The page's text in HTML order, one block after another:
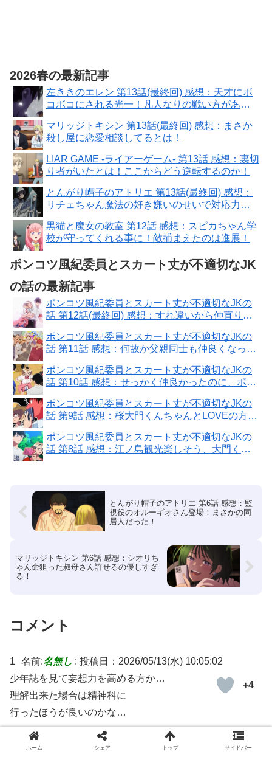
2026春の最新記事
左ききのエレン 第13話(最終回) 感想：天才にボ
コボコにされる光一！凡人なりの戦い方があ
マリッジトキシン 第13話(最終回) 感想：まさか
殺し屋に恋愛相談してるとは！
LIAR GAME -ライアーゲーム- 第13話 感想：裏切
り者がいたとは！ここからどう逆転するのか！
とんがり帽子のアトリエ 第13話(最終回) 感想：
リチェちゃん魔法の好き嫌いのせいで対応力に
黒猫と魔女の教室 第12話 感想：スピカちゃん学
校が守ってくれる事に！敵捕まえたのは進展！
ポンコツ風紀委員とスカート丈が不適切なJK
の話の最新記事
ポンコツ風紀委員とスカート丈が不適切なJKの
話 第12話(最終回) 感想：すれ違いから仲直り！
ポンコツ風紀委員とスカート丈が不適切なJKの
話 第11話 感想：何故か父親同士も仲良くなって
ポンコツ風紀委員とスカート丈が不適切なJKの
話 第10話 感想：せっかく仲良かったのに、ポエ
ポンコツ風紀委員とスカート丈が不適切なJKの
話 第9話 感想：桜大門くんちゃんとLOVEの方だ
ポンコツ風紀委員とスカート丈が不適切なJKの
話 第8話 感想：江ノ島観光楽しそう、大門くん
とんがり帽子のアトリエ 第6話 感想：監
視役のオルーギオさん登場！まさかの同
居人だった！
マリッジトキシン 第6話 感想：シオリち
ゃん命狙った叔母さん許せるの優しすぎ
る！
コメント
1 名前:名無し : 投稿日：2026/05/13(水) 10:05:02
+4
少年誌を見て妄想力を高める方か…
理解出来た場合は精神科に
行ったほうが良いのかな…
返信
ホーム シェア トップ サイドバー